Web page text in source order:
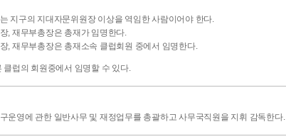
지구의 지대자문위원장 이상을 역임한 사람이어야 한다.
, 재무부총장은 총재가 임명한다.
, 재무부총장은 총재소속 클럽회원 중에서 임명한다.
럽의 회원중에서 임명할 수 있다.
운영에 관한 일반사무 및 재정업무를 총괄하고 사무국직원을 지휘 감독한다.